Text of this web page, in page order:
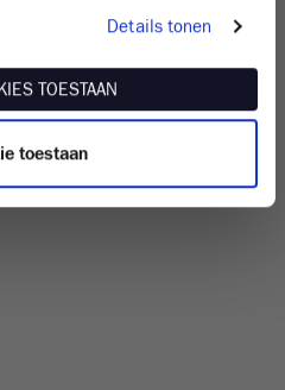
Details tonen
TOESTAAN
toestaan